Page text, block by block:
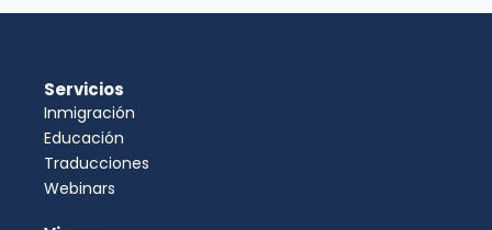
Servicios
Inmigración
Educación
Traducciones
Webinars